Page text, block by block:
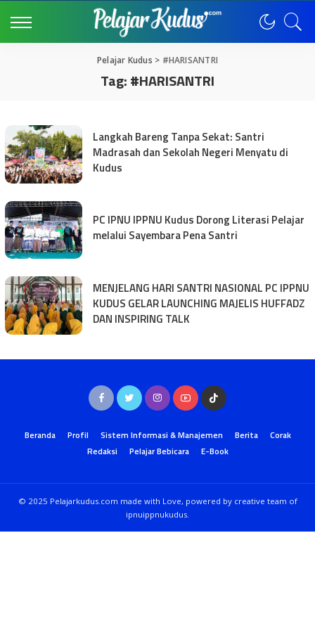
Pelajar Kudus > #HARISANTRI
Tag:#HARISANTRI
Langkah Bareng Tanpa Sekat: Santri
Madrasah dan Sekolah Negeri Menyatu di
Kudus
PC IPNU IPPNU Kudus Dorong Literasi Pelajar
melalui Sayembara Pena Santri
MENJELANG HARI SANTRI NASIONAL PC IPPNU
KUDUS GELAR LAUNCHING MAJELIS HUFFADZ
DAN INSPIRING TALK
Beranda Profil Sistem Informasi & Manajemen Berita
Corak
Redaksi
Pelajar Bebicara E-Book
© 2025 Pelajarkudus.com made with Love, powered by creative team of
ipnuippnukudus.